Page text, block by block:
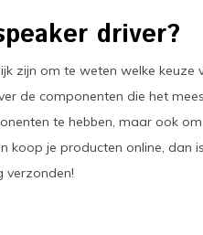
driver?
zijn om te weten welke keuze
de componenten die het
te hebben, maar ook
koop je producten online, dan
verzonden!